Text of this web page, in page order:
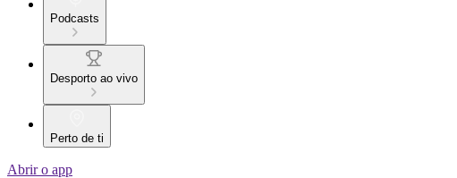
Podcasts
Desporto ao vivo
Perto de ti
Abrir o app